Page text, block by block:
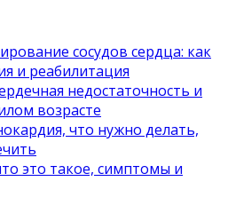
сосудов сердца: как
и реабилитация
недостаточность и
возрасте
что нужно делать,
это такое, симптомы и